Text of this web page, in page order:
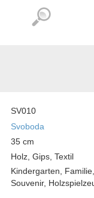
SV010
Svoboda
35 cm
Holz, Gips, Textil
Kindergarten,
Souvenir,